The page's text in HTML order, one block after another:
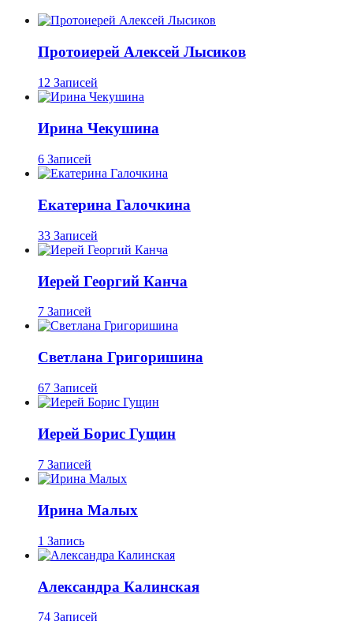
Протоиерей Алексей Лысиков
12 Записей
Ирина Чекушина
6 Записей
Екатерина Галочкина
33 Записей
Иерей Георгий Канча
7 Записей
Светлана Григоришина
67 Записей
Иерей Борис Гущин
7 Записей
Ирина Малых
1 Запись
Александра Калинская
74 Записей